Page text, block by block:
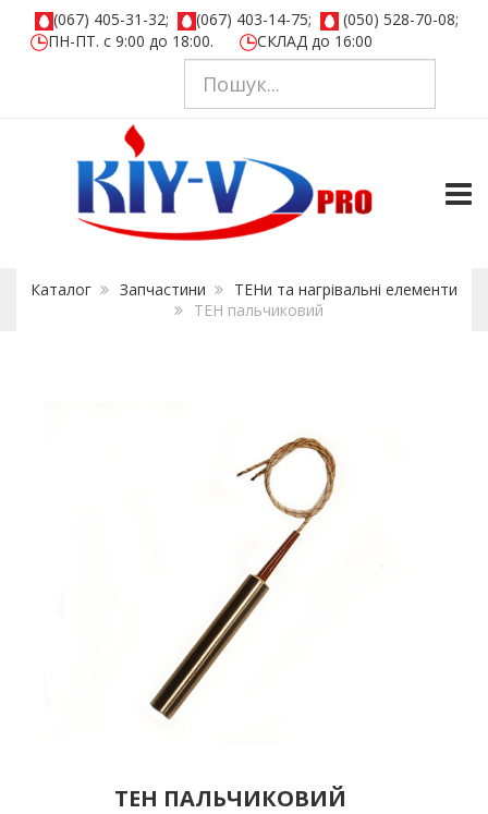
(067) 405-31-32; (067) 403-14-75;
(050) 528-70-08;
ПН-ПТ. с 9:00 до 18:00.
СКЛАД до 16:00
Каталог Запчастини
ТЕНи та нагрівальні елементи
ТЕН пальчиковий
ТЕН ПАЛЬЧИКОВИЙ